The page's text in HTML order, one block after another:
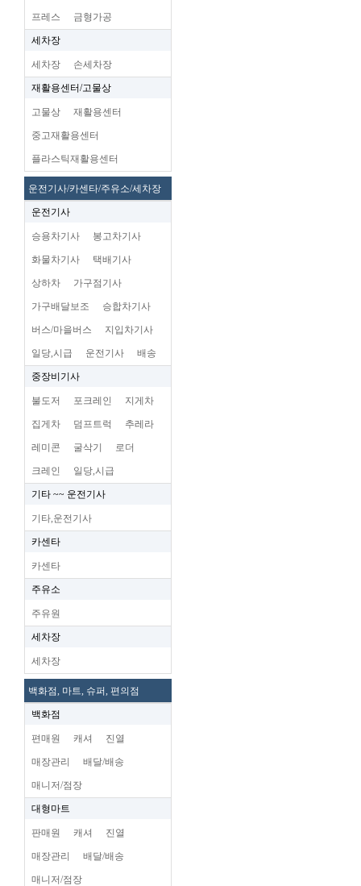
프레스 금형가공
세차장
세차장 손세차장
재활용센터/고물상
고물상 재활용센터
중고재활용센터
플라스틱재활용센터
운전기사/카센타/주유소/세차장
운전기사
승용차기사 봉고차기사
화물차기사 택배기사
상하차 가구점기사
가구배달보조 승합차기사
버스/마을버스 지입차기사
일당,시급 운전기사 배송
중장비기사
불도저 포크레인 지게차
집게차 덤프트럭 추레라
레미콘 굴삭기 로더
크레인 일당,시급
기타 ~~ 운전기사
기타,운전기사
카센타
카센타
주유소
주유원
세차장
세차장
백화점, 마트, 슈퍼, 편의점
백화점
편매원 캐셔 진열
매장관리 배달/배송
매니저/점장
대형마트
판매원 캐셔 진열
매장관리 배달/배송
매니저/점장